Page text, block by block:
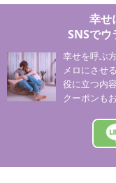
幸せ
SNSでウ
幸せを呼ぶ
メロにさせ
役に立つ内
クーポンも